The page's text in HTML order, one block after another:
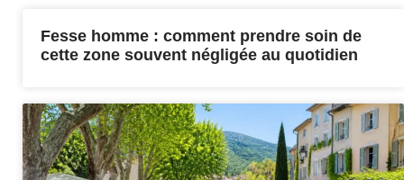
Fesse homme : comment prendre soin de
cette zone souvent négligée au quotidien